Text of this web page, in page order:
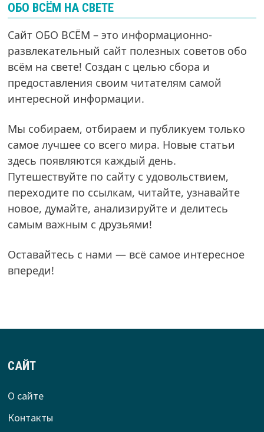
ОБО ВСЁМ НА СВЕТЕ
Сайт ОБО ВСЁМ – это информационно-
развлекательный сайт полезных советов обо
всём на свете! Создан с целью сбора и
предоставления своим читателям самой
интересной информации.
Мы собираем, отбираем и публикуем только
самое лучшее со всего мира. Новые статьи
здесь появляются каждый день.
Путешествуйте по сайту с удовольствием,
переходите по ссылкам, читайте, узнавайте
новое, думайте, анализируйте и делитесь
самым важным с друзьями!
Оставайтесь с нами — всё самое интересное
впереди!
САЙТ
О сайте
Контакты